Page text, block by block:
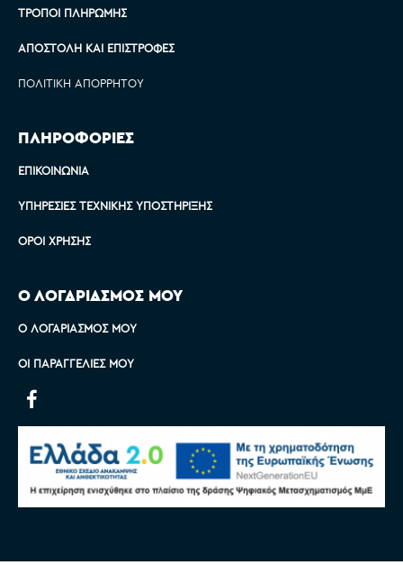
ΤΡΌΠΟΙ ΠΛΗΡΩΜΉΣ
ΑΠΟΣΤΟΛΉ ΚΑΙ ΕΠΙΣΤΡΟΦΈΣ
ΠΟΛΙΤΙΚΉ ΑΠΟΡΡΉΤΟΥ
ΠΛΗΡΟΦΟΡΙΕΣ
ΕΠΙΚΟΙΝΩΝΊΑ
ΥΠΗΡΕΣΊΕΣ ΤΕΧΝΙΚΉΣ ΥΠΟΣΤΉΡΙΞΗΣ
ΌΡΟΙ ΧΡΉΣΗΣ
Ο ΛΟΓΑΡΙΑΣΜΟΣ ΜΟΥ
Ο ΛΟΓΑΡΙΑΣΜΌΣ ΜΟΥ
ΟΙ ΠΑΡΑΓΓΕΛΊΕΣ ΜΟΥ